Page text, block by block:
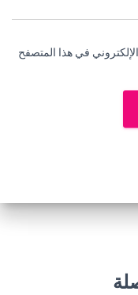
في هذا المتصفح